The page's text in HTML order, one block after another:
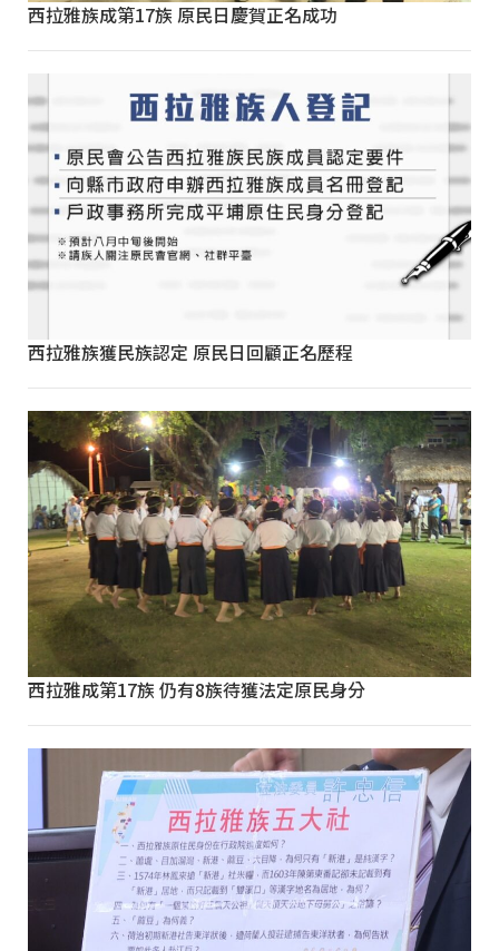
西拉雅族成第17族 原民日慶賀正名成功
西拉雅族獲民族認定 原民日回顧正名歷程
西拉雅成第17族 仍有8族待獲法定原民身分